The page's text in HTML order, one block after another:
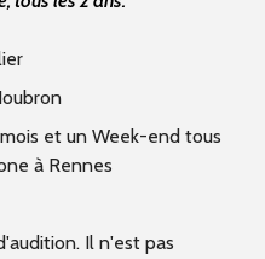
et un Week-end tous
à Rennes
Il n'est pas